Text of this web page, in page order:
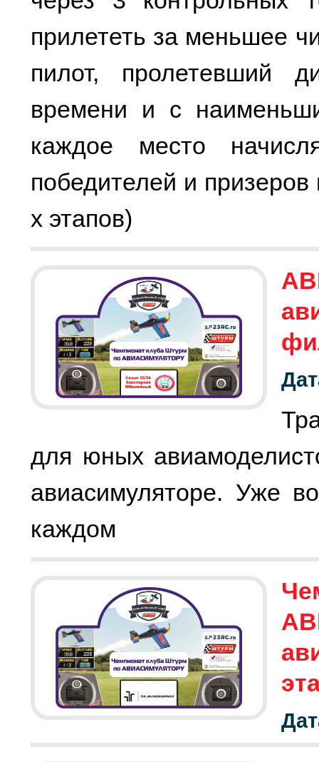
прилететь за меньшее
пилот, пролетевший
времени и с
каждое место
победителей и
х этапов)
для юных
авиасимуляторе. Уже
каждом